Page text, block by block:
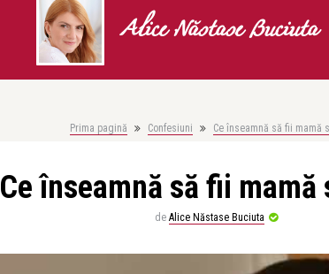
Alice Năstase Buciuta
Prima pagină Confesiuni Ce înseamnă să fii mamă
Ce înseamnă să fii mamă
de Alice Năstase Buciuta